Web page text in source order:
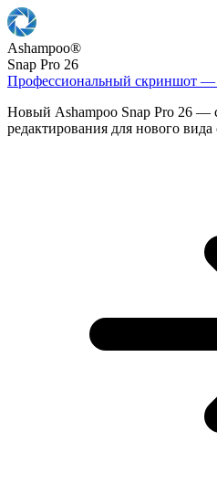
Ashampoo®
Snap Pro 26
Профессиональный скриншот —
Новый Ashampoo Snap Pro 26 —
редактирования для нового